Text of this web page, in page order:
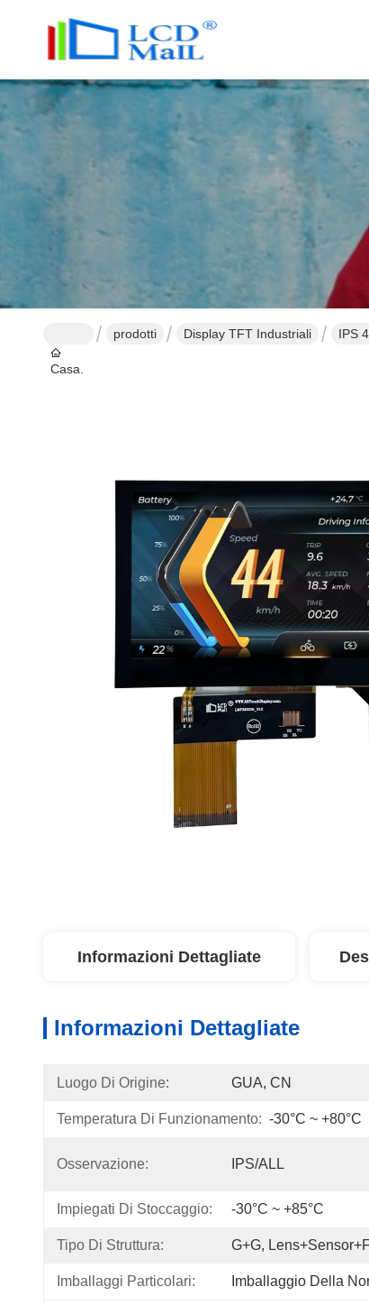
Casa.
prodotti Display TFT Industriali IPS
Informazioni Dettagliate
Informazioni Dettagliate
Luogo Di Origine: GUA, CN
Temperatura Di Funzionamento: -30°C ~ +80°C
Osservazione: IPS/ALL
Impiegati Di Stoccaggio: -30°C ~ +85°C
Tipo Di Struttura: G+G,
Imballaggi Particolari: Imballaggio Della